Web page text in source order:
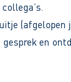
hebt veel
(afgelopen
en